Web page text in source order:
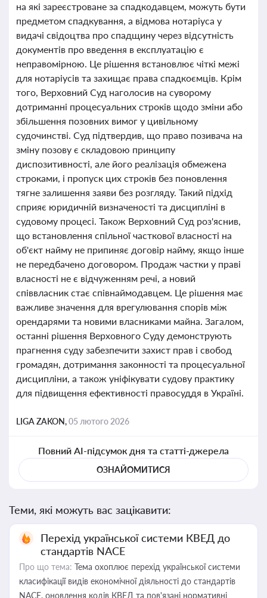
на які зареєстроване за спадкодавцем, можуть бути
предметом спадкування, а відмова нотаріуса у
видачі свідоцтва про спадщину через відсутність
документів про введення в експлуатацію є
неправомірною. Це рішення встановлює чіткі межі
для нотаріусів та захищає права спадкоємців. Крім
того, Верховний Суд наголосив на суворому
дотриманні процесуальних строків щодо зміни або
збільшення позовних вимог у цивільному
судочинстві. Суд підтвердив, що право позивача на
зміну позову є складовою принципу
диспозитивності, але його реалізація обмежена
строками, і пропуск цих строків без поновлення
тягне залишення заяви без розгляду. Такий підхід
сприяє юридичній визначеності та дисципліні в
судовому процесі. Також Верховний Суд роз'яснив,
що встановлення спільної часткової власності на
об'єкт найму не припиняє договір найму, якщо інше
не передбачено договором. Продаж частки у праві
власності не є відчуженням речі, а новий
співвласник стає співнаймодавцем. Це рішення має
важливе значення для врегулювання спорів між
орендарями та новими власниками майна. Загалом,
останні рішення Верховного Суду демонструють
прагнення суду забезпечити захист прав і свобод
громадян, дотримання законності та процесуальної
дисципліни, а також уніфікувати судову практику
для підвищення ефективності правосуддя в Україні.
LIGA ZAKON,05 лютого 2026
Повний AI-підсумок дня та статті-джерела
ОЗНАЙОМИТИСЯ
Теми, які можуть вас зацікавити:
Перехід української системи КВЕД до
стандартів NACE
Про що тема: Тема охоплює перехід української системи
класифікації видів економічної діяльності до стандартів
NACE, оновлення кодів КВЕД та пов'язані нормативні